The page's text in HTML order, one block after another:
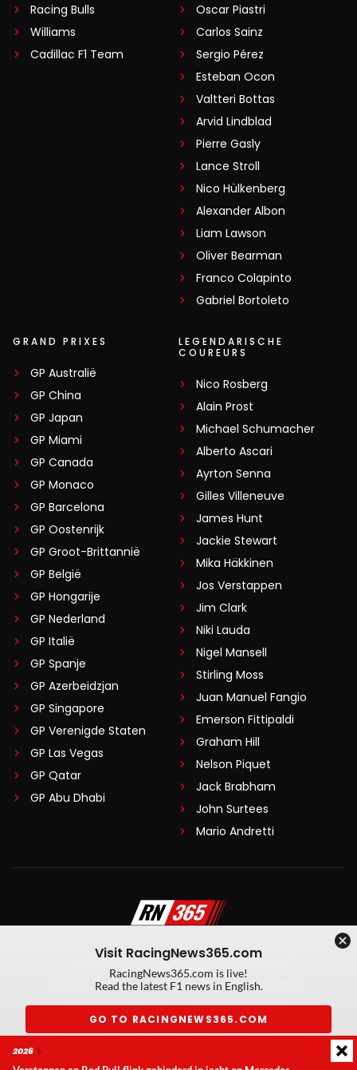
Racing Bulls
Williams
Cadillac F1 Team
Oscar Piastri
Carlos Sainz
Sergio Pérez
Esteban Ocon
Valtteri Bottas
Arvid Lindblad
Pierre Gasly
Lance Stroll
Nico Hülkenberg
Alexander Albon
Liam Lawson
Oliver Bearman
Franco Colapinto
Gabriel Bortoleto
GRAND PRIXES
GP Australië
GP China
GP Japan
GP Miami
GP Canada
GP Monaco
GP Barcelona
GP Oostenrijk
GP Groot-Brittannië
GP België
GP Hongarije
GP Nederland
GP Italië
GP Spanje
GP Azerbeidzjan
GP Singapore
GP Verenigde Staten
GP Las Vegas
GP Qatar
GP Abu Dhabi
LEGENDARISCHE
COUREURS
Nico Rosberg
Alain Prost
Michael Schumacher
Alberto Ascari
Ayrton Senna
Gilles Villeneuve
James Hunt
Jackie Stewart
Mika Häkkinen
Jos Verstappen
Jim Clark
Niki Lauda
Nigel Mansell
Stirling Moss
Juan Manuel Fangio
Emerson Fittipaldi
Graham Hill
Nelson Piquet
Jack Brabham
John Surtees
Mario Andretti
Algemene voorwaarden
Privacy Policy
Created by On Your Marks
Privacy manager
Kansspeluitingen
Visit RacingNews365.com
RacingNews365.com is live!
Read the latest F1 news in English.
GO TO RACINGNEWS365.COM
2026